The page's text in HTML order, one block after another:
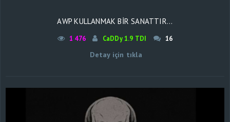
AWP KULLANMAK BIR SANATTIR...
1 476 CaDDy 1.9 TDI 16
Detay için tıkla